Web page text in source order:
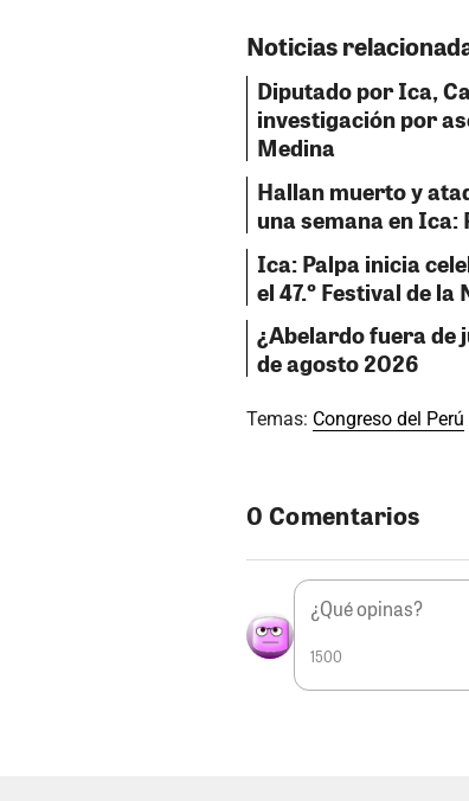
Noticias
Diputado por Ica,
investigación por
Medina
Hallan muerto y
una semana en Ica:
Ica: Palpa inicia
el 47.º Festival de la
¿Abelardo fuera de
de agosto 2026
Temas: Congreso del Perú
0 Comentarios
1500